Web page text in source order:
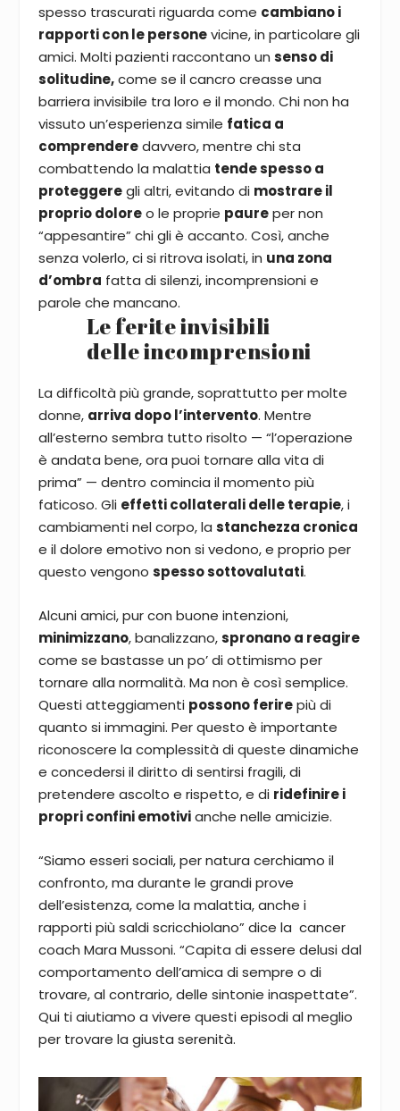
spesso trascurati riguarda come cambiano i
rapporti con le personevicine, in particolare gli
amici. Molti pazienti raccontano un senso di
solitudine,come se il cancro creasse una
barriera invisibile tra loro e il mondo. Chi non ha
vissuto un’esperienza simile fatica a
comprenderedavvero, mentre chi sta
combattendo la malattia tende spesso a
proteggeregli altri, evitando di mostrare il
proprio doloreo le proprie paureper non
“appesantire” chi gli è accanto. Così, anche
senza volerlo, ci si ritrova isolati, in una zona
d’ombra fatta di silenzi, incomprensioni e
parole che mancano.
Le ferite invisibili
delle incomprensioni
La difficoltà più grande, soprattutto per molte
donne, arriva dopo l’intervento. Mentre
all’esterno sembra tutto risolto — “l’operazione
è andata bene, ora puoi tornare alla vita di
prima” — dentro comincia il momento più
faticoso. Gli effetti collaterali delle terapie, i
cambiamenti nel corpo, la stanchezza cronica
e il dolore emotivo non si vedono, e proprio per
questo vengono spesso sottovalutati.
Alcuni amici, pur con buone intenzioni,
minimizzano, banalizzano,spronano a reagire
come se bastasse un po’ di ottimismo per
tornare alla normalità. Ma non è così semplice.
Questi atteggiamenti possono ferirepiù di
quanto si immagini. Per questo è importante
riconoscere la complessità di queste dinamiche
e concedersi il diritto di sentirsi fragili, di
pretendere ascolto e rispetto, e di ridefinire i
propri confini emotivianche nelle amicizie.
“Siamo esseri sociali, per natura cerchiamo il
confronto, ma durante le grandi prove
dell’esistenza, come la malattia, anche i
rapporti più saldi scricchiolano” dice la cancer
coach Mara Mussoni. “Capita di essere delusi dal
comportamento dell’amica di sempre o di
trovare, al contrario, delle sintonie inaspettate”.
Qui ti aiutiamo a vivere questi episodi al meglio
per trovare la giusta serenità.